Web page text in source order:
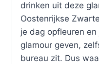
drinken uit deze
Oostenrijkse
je dag opfleuren
glamour geven,
bureau zit. Dus